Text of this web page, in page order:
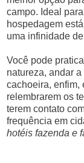
campo. Ideal
hospedagem
uma infinidade
Você pode
natureza, andar
cachoeira, enfim,
relembrarem os
terem contato
frequência em
hotéis fazenda e